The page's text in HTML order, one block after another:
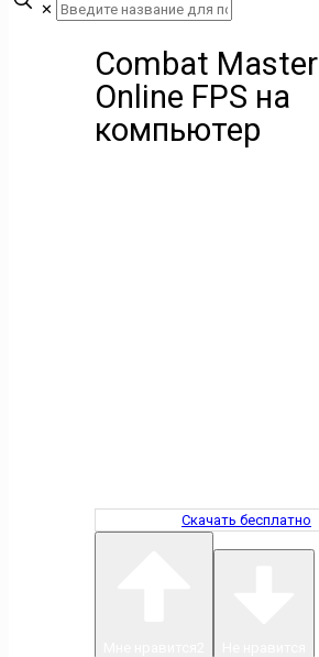
✕
Combat Master
Online FPS на
компьютер
Скачать бесплатно